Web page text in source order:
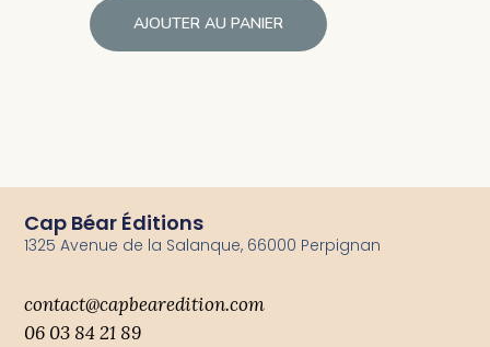
AJOUTER AU PANIER
Cap Béar Éditions
1325 Avenue de la Salanque, 66000 Perpignan
contact@capbearedition.com
06 03 84 21 89